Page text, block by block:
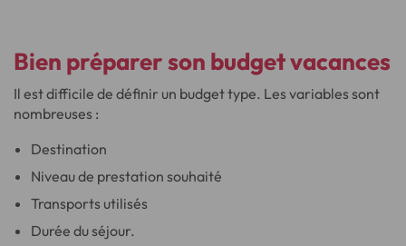
Bien préparer son budget vacances
Il est difficile de définir un budget type. Les variables sont
nombreuses :
Destination
Niveau de prestation souhaité
Transports utilisés
Durée du séjour.